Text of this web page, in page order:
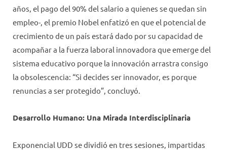
años, el pago del 90% del salario a quienes se quedan sin
empleo-, el premio Nobel enfatizó en que el potencial de
crecimiento de un país estará dado por su capacidad de
acompañar a la fuerza laboral innovadora que emerge del
sistema educativo porque la innovación arrastra consigo
la obsolescencia: “Si decides ser innovador, es porque
renuncias a ser protegido”, concluyó.
Desarrollo Humano: Una Mirada Interdisciplinaria
Exponencial UDD se dividió en tres sesiones, impartidas